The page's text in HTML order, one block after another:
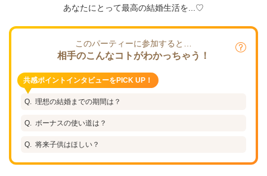
あなたにとって最高の結婚生活を...♡
このパーティーに参加すると…
相手のこんなコトがわかっちゃう！
共感ポイントインタビューをPICK UP！
理想の結婚までの期間は？
ボーナスの使い道は？
将来子供はほしい？